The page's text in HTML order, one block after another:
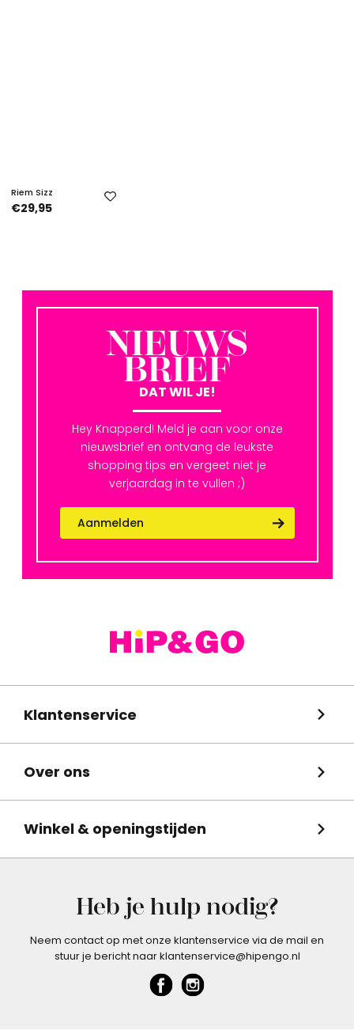
Riem Sizz
€29,95
NIEUWS
BRIEF
DAT WIL JE!
Hey Knapperd! Meld je aan voor onze
nieuwsbrief en ontvang de leukste
shopping tips en vergeet niet je
verjaardag in te vullen ;)
Aanmelden
Klantenservice
Over ons
Winkel & openingstijden
Heb je hulp nodig?
Neem contact op met onze klantenservice via de mail en
stuur je bericht naar klantenservice@hipengo.nl